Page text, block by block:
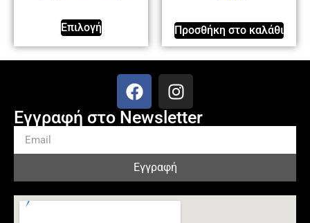
Επιλογή Προσθήκη στο καλάθι
Εγγραφή στο Newsletter
Εγγραφή